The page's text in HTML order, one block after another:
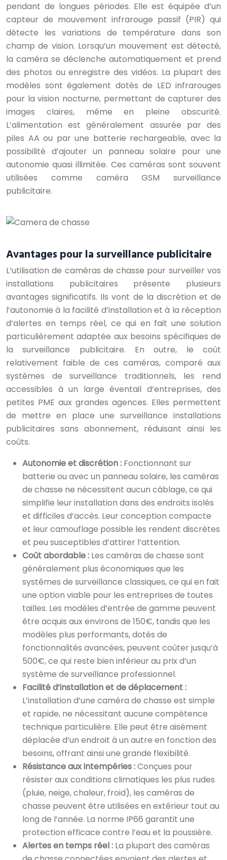
pendant de longues périodes. Elle est équipée d’un
capteur de mouvement infrarouge passif (PIR) qui
détecte les variations de température dans son
champ de vision. Lorsqu’un mouvement est détecté,
la caméra se déclenche automatiquement et prend
des photos ou enregistre des vidéos. La plupart des
modèles sont également dotés de LED infrarouges
pour la vision nocturne, permettant de capturer des
images claires, même en pleine obscurité.
L’alimentation est généralement assurée par des
piles AA ou par une batterie rechargeable, avec la
possibilité d’ajouter un panneau solaire pour une
autonomie quasi illimitée. Ces caméras sont souvent
utilisées comme caméra GSM surveillance
publicitaire.
Avantages pour la surveillance publicitaire
L’utilisation de caméras de chasse pour surveiller vos
installations publicitaires présente plusieurs
avantages significatifs. Ils vont de la discrétion et de
l’autonomie à la facilité d’installation et à la réception
d’alertes en temps réel, ce qui en fait une solution
particulièrement adaptée aux besoins spécifiques de
la surveillance publicitaire. En outre, le coût
relativement faible de ces caméras, comparé aux
systèmes de surveillance traditionnels, les rend
accessibles à un large éventail d’entreprises, des
petites PME aux grandes agences. Elles permettent
de mettre en place une surveillance installations
publicitaires sans abonnement, réduisant ainsi les
coûts.
Autonomie et discrétion : Fonctionnant sur
batterie ou avec un panneau solaire, les caméras
de chasse ne nécessitent aucun câblage, ce qui
simplifie leur installation dans des endroits isolés
et difficiles d’accès. Leur conception compacte
et leur camouflage possible les rendent discrètes
et peu susceptibles d’attirer l’attention.
Coût abordable : Les caméras de chasse sont
généralement plus économiques que les
systèmes de surveillance classiques, ce qui en fait
une option viable pour les entreprises de toutes
tailles. Les modèles d’entrée de gamme peuvent
être acquis aux environs de 150€, tandis que les
modèles plus performants, dotés de
fonctionnalités avancées, peuvent coûter jusqu’à
500€, ce qui reste bien inférieur au prix d’un
système de surveillance professionnel.
Facilité d’installation et de déplacement :
L’installation d’une caméra de chasse est simple
et rapide, ne nécessitant aucune compétence
technique particulière. Elle peut être aisément
déplacée d’un endroit à un autre en fonction des
besoins, offrant ainsi une grande flexibilité.
Résistance aux intempéries :Conçues pour
résister aux conditions climatiques les plus rudes
(pluie, neige, chaleur, froid), les caméras de
chasse peuvent être utilisées en extérieur tout au
long de l’année. La norme IP66 garantit une
protection efficace contre l’eau et la poussière.
Alertes en temps réel : La plupart des caméras